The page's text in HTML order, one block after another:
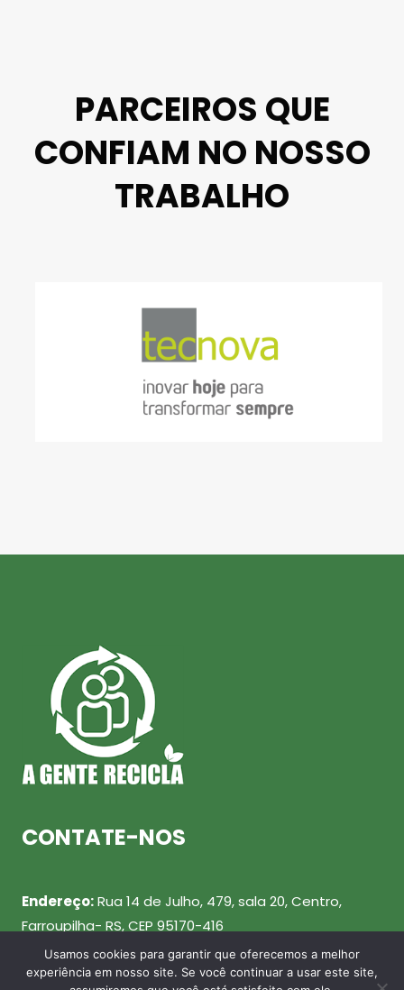
PARCEIROS QUE
CONFIAM NO NOSSO
TRABALHO
CONTATE-NOS
Endereço:Rua 14 de Julho, 479, sala 20, Centro,
Farroupilha- RS, CEP 95170-416
Telefone: (54) 99943-0461
Usamos cookies para garantir que oferecemos a melhor
experiência em nosso site. Se você continuar a usar este site,